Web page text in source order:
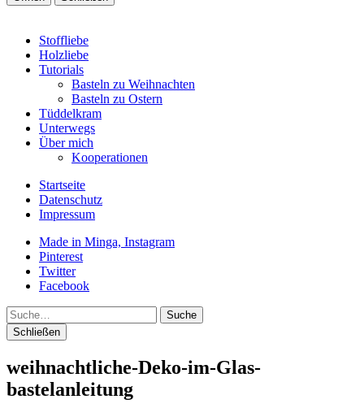
Stoffliebe
Holzliebe
Tutorials
Basteln zu Weihnachten
Basteln zu Ostern
Tüddelkram
Unterwegs
Über mich
Kooperationen
Startseite
Datenschutz
Impressum
Made in Minga, Instagram
Pinterest
Twitter
Facebook
Suche
Schließen
weihnachtliche-Deko-im-Glas-
bastelanleitung